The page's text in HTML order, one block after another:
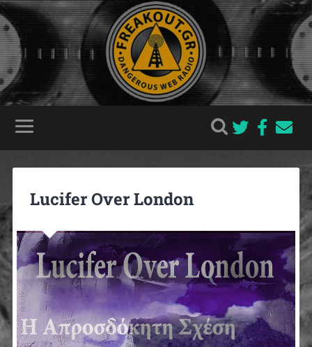
Lucifer Over London